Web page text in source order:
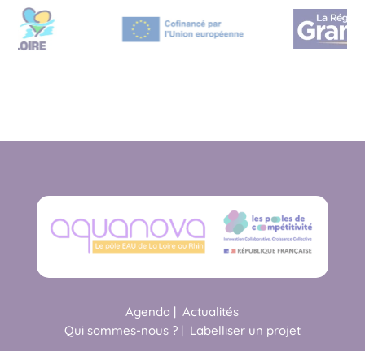
Agenda |Actualités
Qui sommes-nous ?| Labelliser un projet